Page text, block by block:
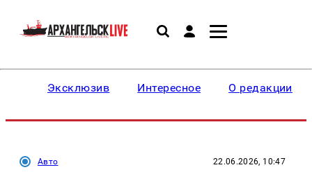
Эксклюзив Интересное О редакции
Авто 22.06.2026, 10:47